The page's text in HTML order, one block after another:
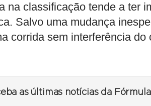
na classificação tende a ter
Salvo uma mudança
corrida sem interferência
as últimas notícias da Fórmula